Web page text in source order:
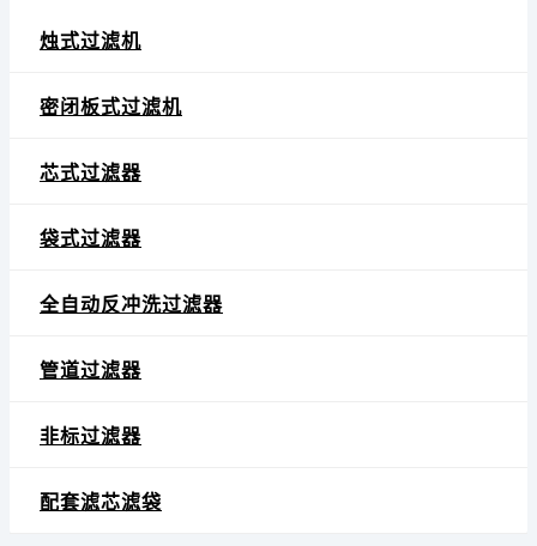
烛式过滤机
密闭板式过滤机
芯式过滤器
袋式过滤器
全自动反冲洗过滤器
管道过滤器
非标过滤器
配套滤芯滤袋